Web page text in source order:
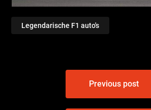
Legendarische F1 auto's
Previous post